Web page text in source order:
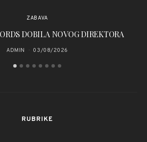
ZABAVA
DOBILA NOVOG DIREKTORA
ADMIN 03/08/2026
RUBRIKE